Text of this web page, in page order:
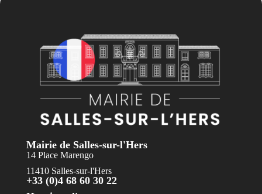
Mairie de Salles-sur-l'Hers
14 Place Marengo
11410 Salles-sur-l'Hers
+33 (0)4 68 60 30 22